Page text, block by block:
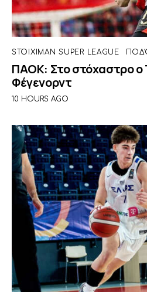
STOIXIMAN SUPER LEAGUE
ΠΑΟΚ: Στο στόχαστρο ο
Φέγενορντ
10 HOURS AGO